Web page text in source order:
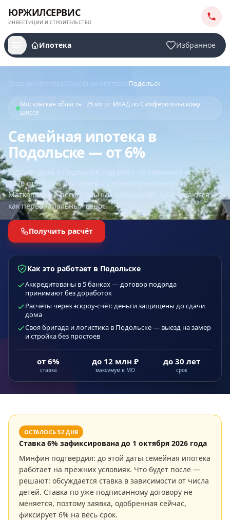
ЮРЖИЛСЕРВИС
ИНВЕСТИЦИИ И СТРОИТЕЛЬСТВО
Ипотека Избранное
Ипотека Семейная ипотека/Подольск
Московская область · 25 км от МКАД по Симферопольскому
шоссе
Семейная ипотека в
Подольске — от 6%
Строим дома в Подольске под ключ по семейной ипотеке
2026 от 6% (3% для семей с ребёнком-инвалидом).
Маткапитал и региональный капитал МО принимаются
как первоначальный взнос.
Получить расчёт
Как это работает в Подольске
Аккредитованы в 5 банках — договор подряда
принимают без доработок
Расчёты через эскроу-счёт: деньги защищены до сдачи
дома
Своя бригада и логистика в Подольске — выезд на замер
и стройка без простоев
от 6%
ставка
до 12 млн ₽
максимум в МО
до 30 лет
срок
ОСТАЛОСЬ52 ДНЯ
Ставка 6% зафиксирована до 1 октября 2026 года
Минфин подтвердил: до этой даты семейная ипотека
работает на прежних условиях. Что будет после —
решают: обсуждается ставка в зависимости от числа
детей. Ставка по уже подписанному договору не
меняется, поэтому заявка, одобренная сейчас,
фиксирует 6% на весь срок.